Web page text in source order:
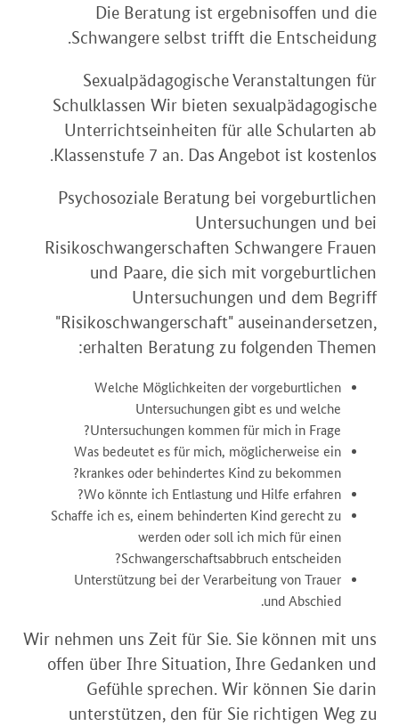
Die Beratung ist ergebnisoffen und die
Schwangere selbst trifft die Entscheidung.
Sexualpädagogische Veranstaltungen für
Schulklassen Wir bieten sexualpädagogische
Unterrichtseinheiten für alle Schularten ab
Klassenstufe 7 an. Das Angebot ist kostenlos.
Psychosoziale Beratung bei vorgeburtlichen
Untersuchungen und bei
Risikoschwangerschaften Schwangere Frauen
und Paare, die sich mit vorgeburtlichen
Untersuchungen und dem Begriff
"Risikoschwangerschaft" auseinandersetzen,
erhalten Beratung zu folgenden Themen:
Welche Möglichkeiten der vorgeburtlichen
Untersuchungen gibt es und welche
Untersuchungen kommen für mich in Frage?
Was bedeutet es für mich, möglicherweise ein
krankes oder behindertes Kind zu bekommen?
Wo könnte ich Entlastung und Hilfe erfahren?
Schaffe ich es, einem behinderten Kind gerecht zu
werden oder soll ich mich für einen
Schwangerschaftsabbruch entscheiden?
Unterstützung bei der Verarbeitung von Trauer
und Abschied.
Wir nehmen uns Zeit für Sie. Sie können mit uns
offen über Ihre Situation, Ihre Gedanken und
Gefühle sprechen. Wir können Sie darin
unterstützen, den für Sie richtigen Weg zu